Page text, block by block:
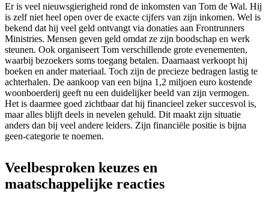
Er is veel nieuwsgierigheid rond de inkomsten van Tom de Wal. Hij
is zelf niet heel open over de exacte cijfers van zijn inkomen. Wel is
bekend dat hij veel geld ontvangt via donaties aan Frontrunners
Ministries. Mensen geven geld omdat ze zijn boodschap en werk
steunen. Ook organiseert Tom verschillende grote evenementen,
waarbij bezoekers soms toegang betalen. Daarnaast verkoopt hij
boeken en ander materiaal. Toch zijn de precieze bedragen lastig te
achterhalen. De aankoop van een bijna 1,2 miljoen euro kostende
woonboerderij geeft nu een duidelijker beeld van zijn vermogen.
Het is daarmee goed zichtbaar dat hij financieel zeker succesvol is,
maar alles blijft deels in nevelen gehuld. Dit maakt zijn situatie
anders dan bij veel andere leiders. Zijn financiële positie is bijna
geen-categorie te noemen.
Veelbesproken keuzes en
maatschappelijke reacties